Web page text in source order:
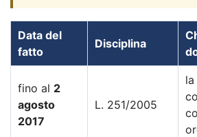
Data del
fatto
Disciplina
fino al 2
agosto
2017
L. 251/2005